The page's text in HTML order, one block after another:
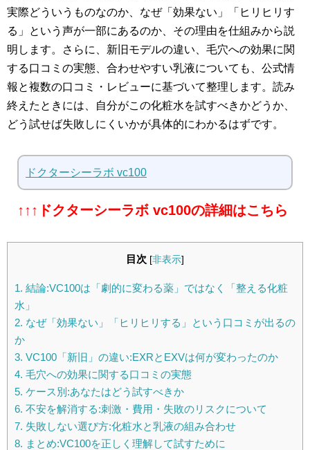
実際どういうものなのか、なぜ「効果ない」「ヒリヒリす
る」という声が一部にあるのか、その理由を仕組みから説
明します。さらに、新旧モデルの違い、毛穴への効果に関
する口コミの実態、合わせやすい乳液についても、公式情
報と複数の口コミ・レビューに基づいて整理します。読み
終えたときには、自分がこの化粧水を試すべきかどうか、
どう試せば失敗しにくいかが具体的にわかるはずです。
ドクターシーラボ vc100
↑↑↑ドクターシーラボ vc100の詳細はこちら
目次 [非表示]
1. 結論:VC100は「劇的に変わる薬」ではなく「整える化粧
水」
2. なぜ「効果ない」「ヒリヒリする」という口コミが出るの
か
3. VC100「新旧」の違い:EXRとEXVは何が変わったのか
4. 毛穴への効果に関する口コミの実態
5. ケース別:あなたはどう試すべきか
6. 不安を解消する:刺激・費用・失敗のリスクについて
7. 失敗しない選び方:化粧水と乳液の組み合わせ
8. まとめ:VC100を正しく理解して試すために